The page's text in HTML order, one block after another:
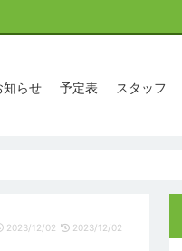
知らせ 予定表 スタッフ
2023/12/02 2023/12/02